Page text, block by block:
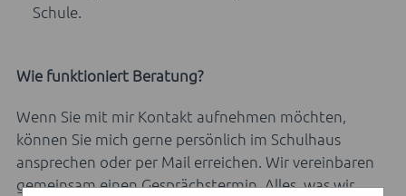
Schule.
Wie funktioniert Beratung?
Wenn Sie mit mir Kontakt aufnehmen möchten,
können Sie mich gerne persönlich im Schulhaus
ansprechen oder per Mail erreichen. Wir vereinbaren
gemeinsam einen Gesprächstermin. Alles, was wir